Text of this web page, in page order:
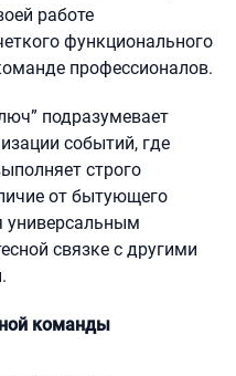
работе
функционального
профессионалов.
подразумевает
событий, где
строго
от бытующего
универсальным
связке с другими
команды